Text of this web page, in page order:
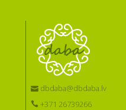
dbdaba@dbdaba.lv
+371 26739266